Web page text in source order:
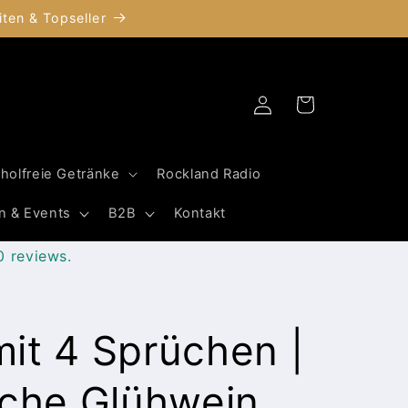
& Topseller
Getränke Rockland Radio
& Events B2B Kontakt
EinloggenWarenkorb
reviews.
4 Sprüchen |